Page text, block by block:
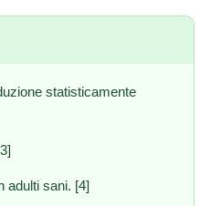
statisticamente
adulti sani. [4]